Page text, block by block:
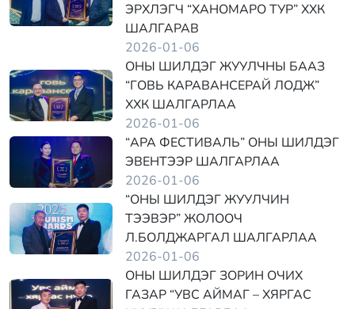
ЭРХЛЭГЧ “ХАНОМАРО ТУР” ХХК
ШАЛГАРАВ
2026-01-06
ОНЫ ШИЛДЭГ ЖУУЛЧНЫ БААЗ
“ГОВЬ КАРАВАНСЕРАЙ ЛОДЖ”
ХХК ШАЛГАРЛАА
2026-01-06
“АРА ФЕСТИВАЛЬ” ОНЫ ШИЛДЭГ
ЭВЕНТЭЭР ШАЛГАРЛАА
2026-01-06
“ОНЫ ШИЛДЭГ ЖУУЛЧИН
ТЭЭВЭР” ЖОЛООЧ
Л.БОЛДЖАРГАЛ ШАЛГАРЛАА
2026-01-06
ОНЫ ШИЛДЭГ ЗОРИН ОЧИХ
ГАЗАР “УВС АЙМАГ – ХЯРГАС